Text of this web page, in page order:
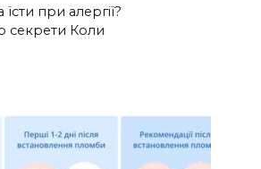
при алергії?
секрети Коли